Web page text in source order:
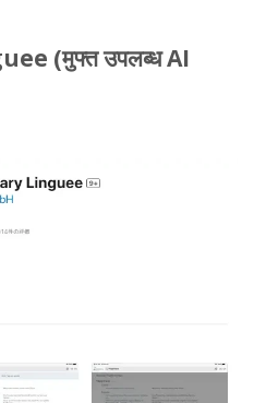
(मुफ्त उपलब्ध AI